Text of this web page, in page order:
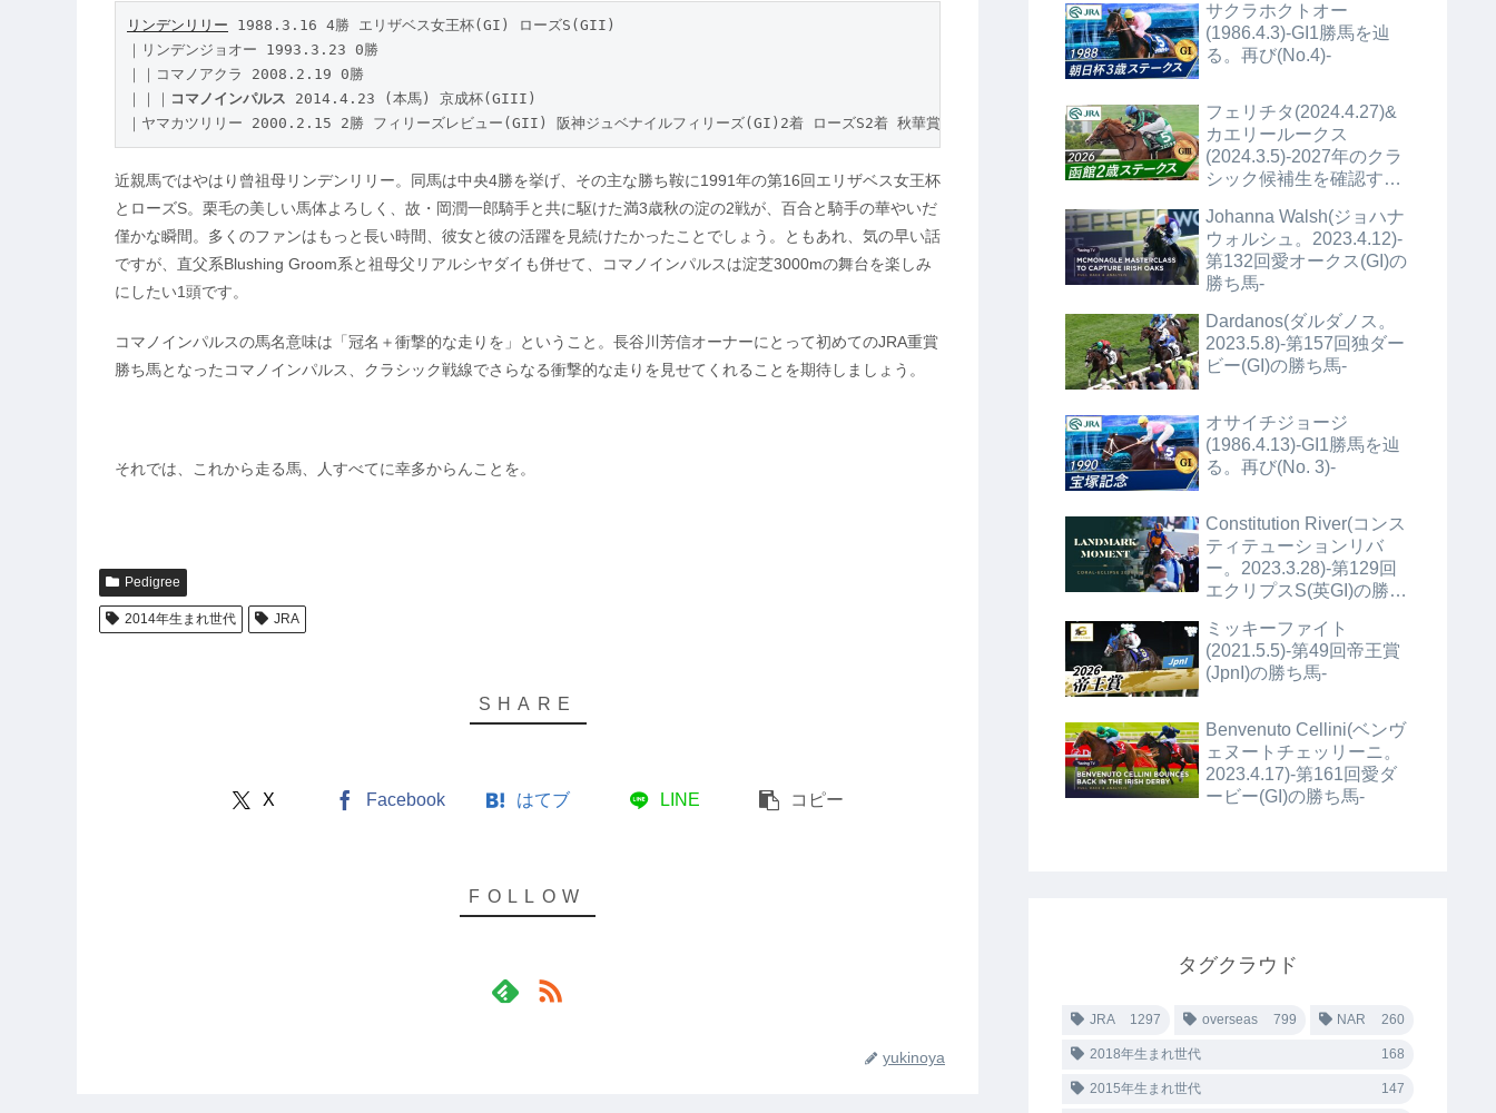
リンデンリリー 1988.3.16 4勝 エリザベス女王杯(GI) ローズS(GII)
｜リンデンジョオー 1993.3.23 0勝
｜｜コマノアクラ 2008.2.19 0勝
｜｜｜ コマノインパルス 2014.4.23 (本馬) 京成杯(GIII)
｜ヤマカツリリー 2000.2.15 2勝 フィリーズレビュー(GII) 阪神ジュベナイルフィリーズ(GI)2着 ローズS2着 秋華賞(GI)3着
近親馬ではやはり曾祖母リンデンリリー。同馬は中央4勝を挙げ、その主な勝ち鞍に1991年の第16回エリザベス女王杯
とローズS。栗毛の美しい馬体よろしく、故・岡潤一郎騎手と共に駆けた満3歳秋の淀の2戦が、百合と騎手の華やいだ
僅かな瞬間。多くのファンはもっと長い時間、彼女と彼の活躍を見続けたかったことでしょう。ともあれ、気の早い話
ですが、直父系Blushing Groom系と祖母父リアルシヤダイも併せて、コマノインパルスは淀芝3000mの舞台を楽しみ
にしたい1頭です。
コマノインパルスの馬名意味は「冠名＋衝撃的な走りを」ということ。長谷川芳信オーナーにとって初めてのJRA重賞
勝ち馬となったコマノインパルス、クラシック戦線でさらなる衝撃的な走りを見せてくれることを期待しましょう。
それでは、これから走る馬、人すべてに幸多からんことを。
Pedigree
2014年生まれ世代 JRA
X Facebook はてブ LINE コピー
yukinoya
サクラホクトオー
(1986.4.3)-GI1勝馬を辿
る。再び(No.4)-
フェリチタ(2024.4.27)&
カエリールークス
(2024.3.5)-2027年のクラ
シック候補生を確認する
Johanna Walsh(ジョハナ
ウォルシュ。2023.4.12)-
第132回愛オークス(GI)の
勝ち馬-
Dardanos(ダルダノス。
2023.5.8)-第157回独ダー
ビー(GI)の勝ち馬-
オサイチジョージ
(1986.4.13)-GI1勝馬を辿
る。再び(No. 3)-
Constitution River(コンス
ティテューションリバ
ー。2023.3.28)-第129回
エクリプスS(英GI)の勝ち
ミッキーファイト
(2021.5.5)-第49回帝王賞
(JpnI)の勝ち馬-
Benvenuto Cellini(ベンヴ
ェヌートチェッリーニ。
2023.4.17)-第161回愛ダ
ービー(GI)の勝ち馬-
タグクラウド
JRA 1297 overseas 799 NAR 260
2018年生まれ世代 168
2015年生まれ世代 147